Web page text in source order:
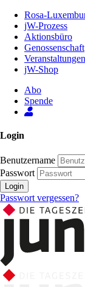
Inhalt
Seite
Rosa-
jW-Prozess
Aktionsbüro
Genossenschaft
Veranstaltungen
jW-Shop
Abo
Spende
Login
Benutzername
Passwort
Login
Passwort vergessen?